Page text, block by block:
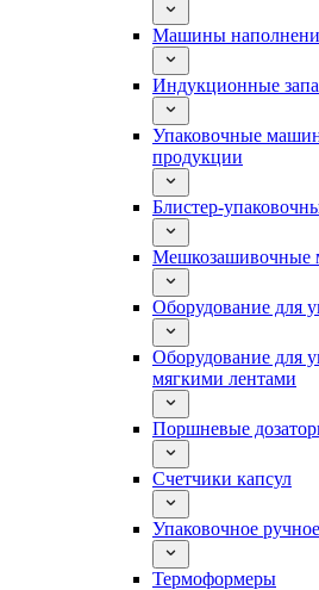
Машины
Индукционные
Упаковочные
продукции
Блистер-
Мешкозашивочные
Оборудование для
Оборудование для
мягкими лентами
Поршневые
Счетчики капсул
Упаковочное
Термоформеры